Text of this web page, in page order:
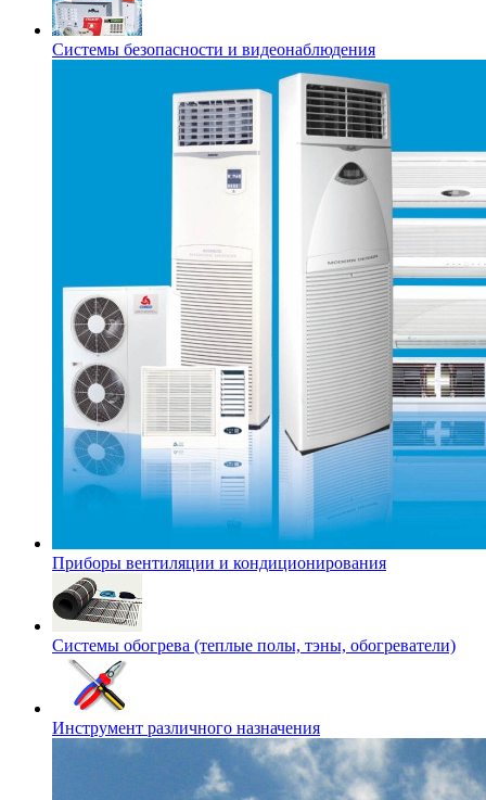
Системы безопасности и видеонаблюдения
Приборы вентиляции и кондиционирования
Системы обогрева (теплые полы, тэны, обогреватели)
Инструмент различного назначения